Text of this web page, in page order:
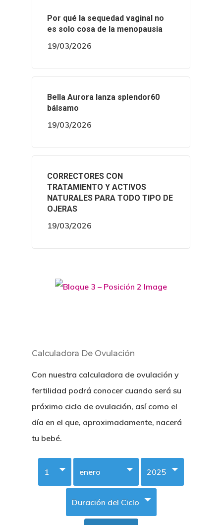
Por qué la sequedad vaginal no
es solo cosa de la menopausia
19/03/2026
Bella Aurora lanza splendor60
bálsamo
19/03/2026
CORRECTORES CON
TRATAMIENTO Y ACTIVOS
NATURALES PARA TODO TIPO DE
OJERAS
19/03/2026
Calculadora De Ovulación
Con nuestra calculadora de ovulación y
fertilidad podrá conocer cuando será su
próximo ciclo de ovulación, así como el
día en el que, aproximadamente, nacerá
tu bebé.